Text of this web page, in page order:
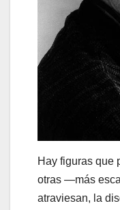
Hay figuras que
otras —más
atraviesan, la